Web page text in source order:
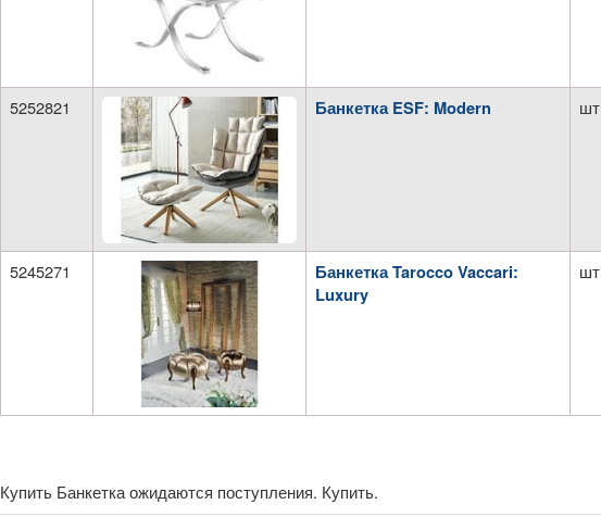
5252821 Банкетка ESF: Modern шт
5245271
Банкетка Tarocco Vaccari:
Luxury
шт
Купить Банкетка ожидаются поступления. Купить.